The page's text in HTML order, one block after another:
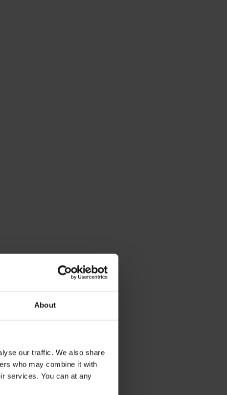
About
our traffic. We also share
who may combine it with
services. You can at any